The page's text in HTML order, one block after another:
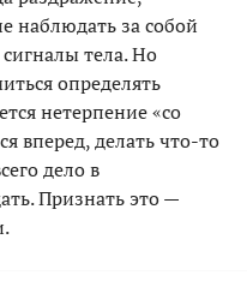
наблюдать за собой
тела. Но
определять
нетерпение «со
вперед, делать что-то
дело в
Признать это —